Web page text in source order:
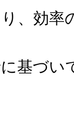
、効率
基づい